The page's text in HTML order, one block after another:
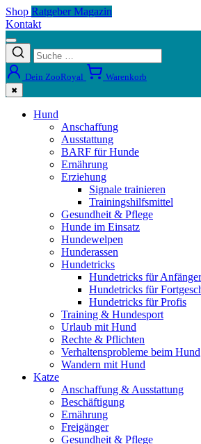
Shop Ratgeber Magazin
Kontakt
Dein ZooRoyal Warenkorb
✖
Hund
Anschaffung
Ausstattung
BARF für Hunde
Ernährung
Erziehung
Signale trainieren
Trainingshilfsmittel
Gesundheit & Pflege
Hunde im Einsatz
Hundewelpen
Hunderassen
Hundetricks
Hundetricks für Anfänger
Hundetricks für
Hundetricks für Profis
Training & Hundesport
Urlaub mit Hund
Rechte & Pflichten
Verhaltensprobleme beim Hund
Wandern mit Hund
Katze
Anschaffung & Ausstattung
Beschäftigung
Ernährung
Freigänger
Gesundheit & Pflege